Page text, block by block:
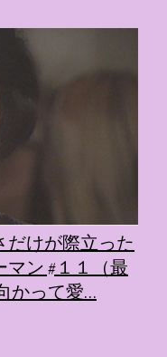
だけが際立った
マン #１１（最
かって愛…